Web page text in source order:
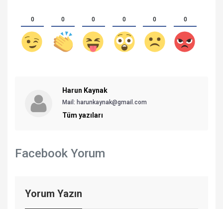
0 0 0 0 0 0
Harun Kaynak
Mail: harunkaynak@gmail.com
Tüm yazıları
Facebook Yorum
Yorum Yazın